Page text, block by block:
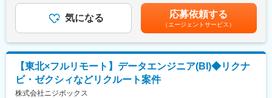
選択肢を広げるというやりがいがあります。
※2024年度→2025年度における昇給額を集計。なお、一時的なイ
■提供できる機会・経験：
（1）エンタープライズセールスのスキル・経験
マーケットバリューの高いスキルである、エンタープライズセー
ルスのスキル・経験、また深耕型営業のスキル・経験を身につけ
す。
- サービスのエンハンス開発要件に応じたシステム要求事項の整理
- ユーザー体験を考慮した仕様策定
- エンジニアへの仕様説明
給与詳細は、経験、能力、年齢を考慮の上決定します。■賞与：年
2回（6月、12月）賃金はあくまでも目安の金額であり、選考を通
じて上下する可能性があります。月給(月額)は固定手当を含めた表
記です。
気になる 応募依頼する
（エージェントサービス）
【東北×フルリモート】データエンジニア(BI)◆リクナ
ビ・ゼクシィなどリクルート案件
株式会社ニジボックス